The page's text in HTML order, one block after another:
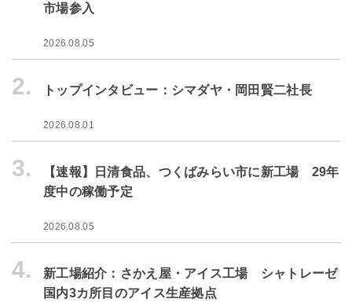
市場参入
2026.08.05
2. トップインタビュー：シマダヤ・岡田賢二社長
2026.08.01
3.
【速報】日清食品、つくばみらい市に新工場 29年
度中の稼働予定
2026.08.05
4.
新工場紹介：さかえ屋・アイス工場 シャトレーゼ
国内3カ所目のアイス生産拠点